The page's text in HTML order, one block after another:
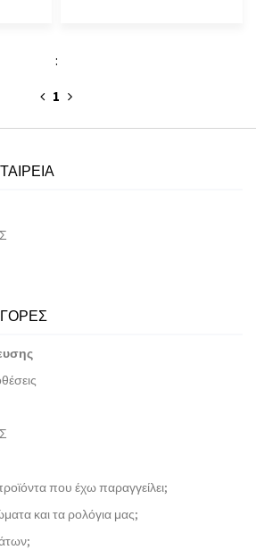
:
1
που έχω παραγγείλει;
και τα ρολόγια μας;